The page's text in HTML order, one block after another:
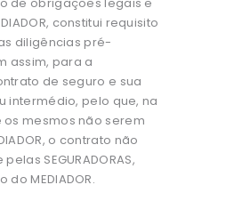
constitui requisito
diligências pré-
assim, para a
de seguro e sua
intermédio, pelo que, na
mesmos não serem
o contrato não
SEGURADORAS,
MEDIADOR.